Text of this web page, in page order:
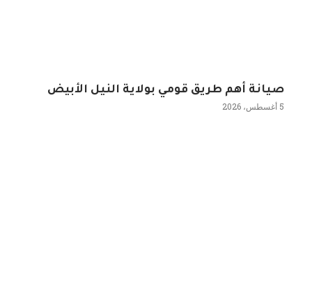
صيانة أهم طريق قومي بولاية النيل الأبيض
5 أغسطس، 2026